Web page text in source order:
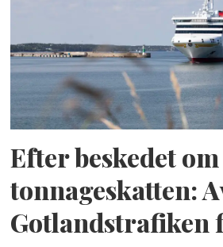
Efter beskedet om
tonnageskatten:
Gotlandstrafiken